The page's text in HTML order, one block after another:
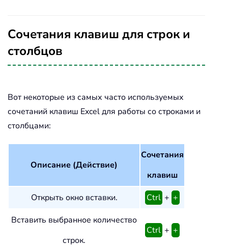
Сочетания клавиш для строк и
столбцов
Вот некоторые из самых часто используемых
сочетаний клавиш Excel для работы со строками и
столбцами:
Описание (Действие)
Сочетания
клавиш
Открыть окно вставки.
Ctrl + +
Вставить выбранное количество
строк.
Ctrl + +